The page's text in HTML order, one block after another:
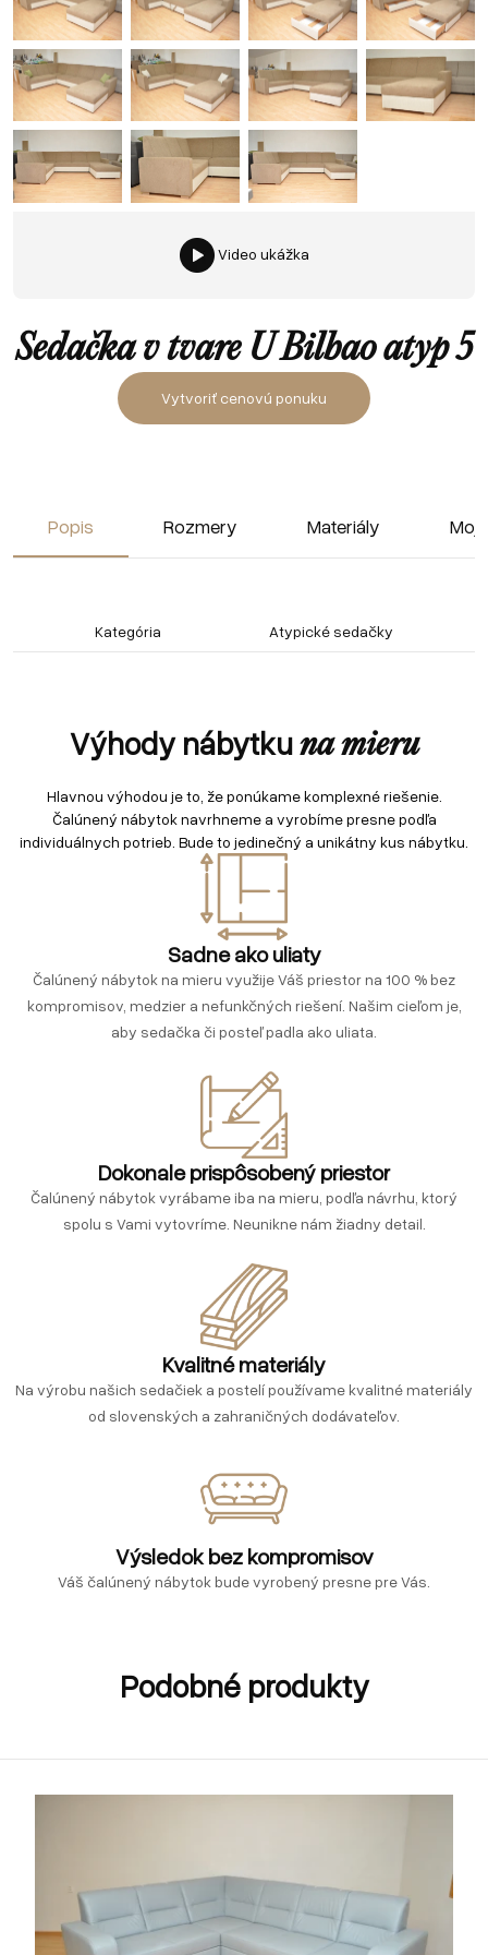
Video ukážka
Sedačka v tvare U Bilbao atyp 5
Vytvoriť cenovú ponuku
Popis Rozmery Materiály
Kategória Atypické sedačky
Výhody nábytkuna mieru
Hlavnou výhodou je to, že ponúkame komplexné riešenie.
Čalúnený nábytok navrhneme a vyrobíme presne podľa
individuálnych potrieb. Bude to jedinečný a unikátny kus nábytku.
Sadne ako uliaty
Čalúnený nábytok na mieru využije Váš priestor na 100 % bez
kompromisov, medzier a nefunkčných riešení. Našim cieľom je,
aby sedačka či posteľ padla ako uliata.
Dokonale prispôsobený priestor
Čalúnený nábytok vyrábame iba na mieru, podľa návrhu, ktorý
spolu s Vami vytovríme. Neunikne nám žiadny detail.
Kvalitné materiály
Na výrobu našich sedačiek a postelí používame kvalitné materiály
od slovenských a zahraničných dodávateľov.
Výsledok bez kompromisov
Váš čalúnený nábytok bude vyrobený presne pre Vás.
Podobné produkty